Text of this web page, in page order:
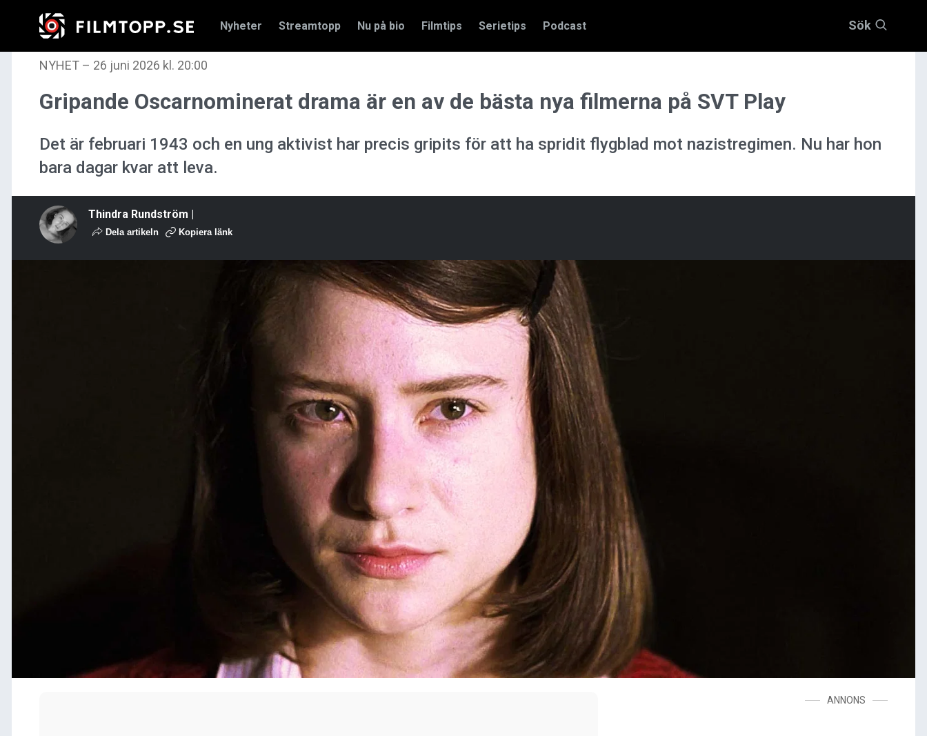
Nyheter Streamtopp Nu på bio Filmtips Serietips Podcast Sök
NYHET – 26 juni 2026 kl. 20:00
Gripande Oscarnominerat drama är en av de bästa nya filmerna på SVT Play
Det är februari 1943 och en ung aktivist har precis gripits för att ha spridit flygblad mot nazistregimen. Nu har hon
bara dagar kvar att leva.
Thindra Rundström |
Dela artikeln Kopiera länk
ANNONS